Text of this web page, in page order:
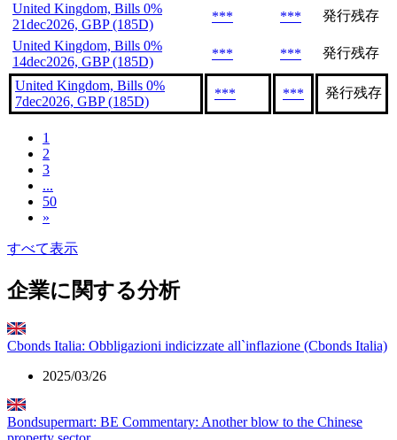
United Kingdom, Bills 0%
21dec2026, GBP (185D)
*** ***
発行残存
United Kingdom, Bills 0%
14dec2026, GBP (185D)
*** *** 発行残存
United Kingdom, Bills 0%
7dec2026, GBP (185D)
*** *** 発行残存
1
2
3
...
50
»
すべて表示
企業に関する分析
Cbonds Italia: Obbligazioni indicizzate all`inflazione (Cbonds Italia)
2025/03/26
Bondsupermart: BE Commentary: Another blow to the Chinese